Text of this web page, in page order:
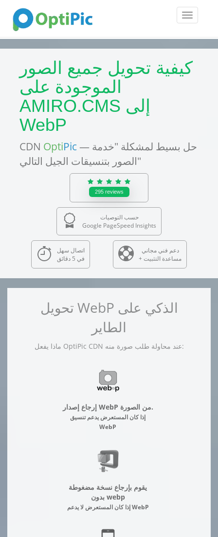
Toggle
كيفية تحويل جميع الصور
الموجودة على
AMIRO.CMS إلى
WebP
CDN OptiPic — حل بسيط لمشكلة "خدمة
الصور بتنسيقات الجيل التالي"
295 reviews
حسب التوصيات
Google PageSpeed Insights
اتصال سهل
في 5 دقائق
دعم فني مجاني
+ مساعدة التثبيت
تحويل WebP الذكي على
الطاير
ماذا يفعل OptiPic CDN عند محاولة طلب صورة منه:
إرجاع إصدار WebP من الصورة.
إذا كان المستعرض يدعم تنسيق
WebP
يقوم بإرجاع نسخة مضغوطة
بدون webp
إذا كان المستعرض لا يدعم WebP